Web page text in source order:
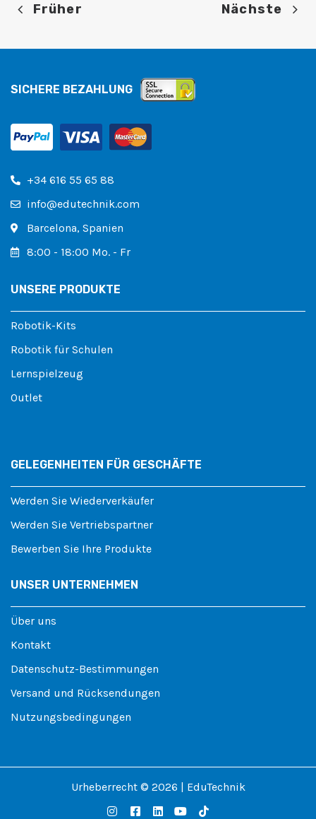
Früher Nächste
SICHERE BEZAHLUNG
+34 616 55 65 88
info@edutechnik.com
Barcelona, ​​​​Spanien
8:00 - 18:00 Mo. - Fr
UNSERE PRODUKTE
Robotik-Kits
Robotik für Schulen
Lernspielzeug
Outlet
GELEGENHEITEN FÜR GESCHÄFTE
Werden Sie Wiederverkäufer
Werden Sie Vertriebspartner
Bewerben Sie Ihre Produkte
UNSER UNTERNEHMEN
Über uns
Kontakt
Datenschutz-Bestimmungen
Versand und Rücksendungen
Nutzungsbedingungen
Urheberrecht © 2026 | EduTechnik